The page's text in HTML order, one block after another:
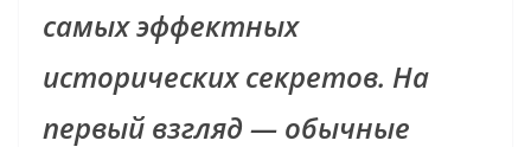
самых эффектных
исторических секретов. На
первый взгляд — обычные